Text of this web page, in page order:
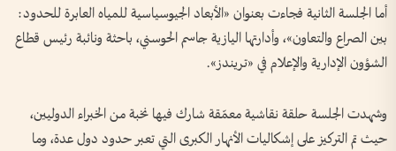
أما الجلسة الثانية فجاءت بعنوان «الأبعاد الجيوسياسية للمياه العابرة للحدود:
بين الصراع والتعاون»، وأدارتها اليازية جاسم الحوسني، باحثة ونائبة رئيس قطاع
الشؤون الإدارية والإعلام في «تريندز».
وشهدت الجلسة حلقة نقاشية معمّقة شارك فيها نخبة من الخبراء الدوليين،
حيث تم التركيز على إشكاليات الأنهار الكبرى التي تعبر حدود دول عدة، وما